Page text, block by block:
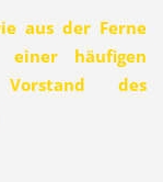
aus der Ferne
einer häufigen
des